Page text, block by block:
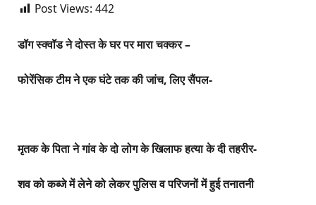
Post Views: 442
डॉग स्क्वॉड ने दोस्त के घर पर मारा चक्कर –
फोरेंसिक टीम ने एक घंटे तक की जांच, लिए सैंपल-
मृतक के पिता ने गांव के दो लोग के खिलाफ हत्या के दी तहरीर-
शव को कब्जे में लेने को लेकर पुलिस व परिजनों में हुई तनातनी